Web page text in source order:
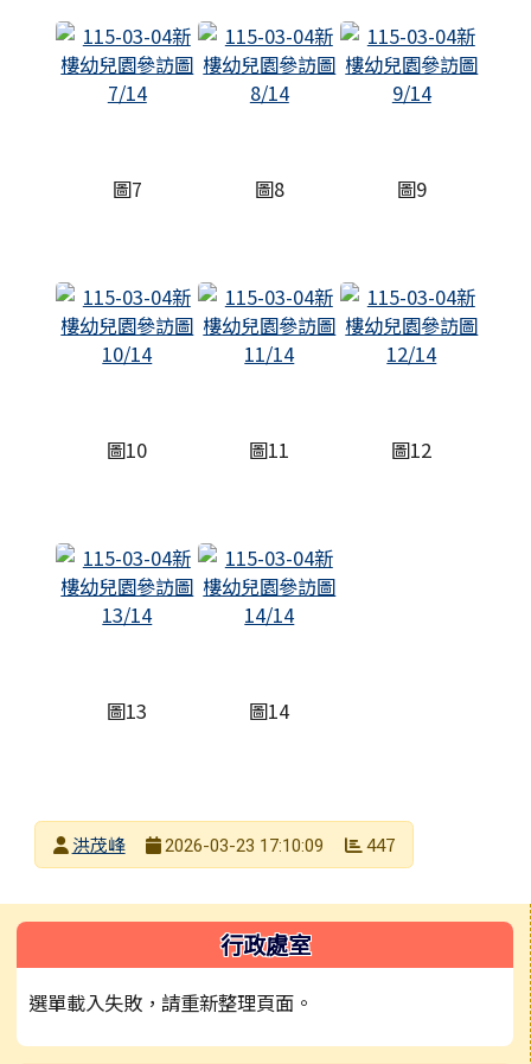
圖7 圖8 圖9
圖10 圖11 圖12
圖13 圖14
發布者洪茂峰
2026-03-23 17:10:09 447
左邊區域內容 行政處室
選單載入失敗，請重新整理頁面。